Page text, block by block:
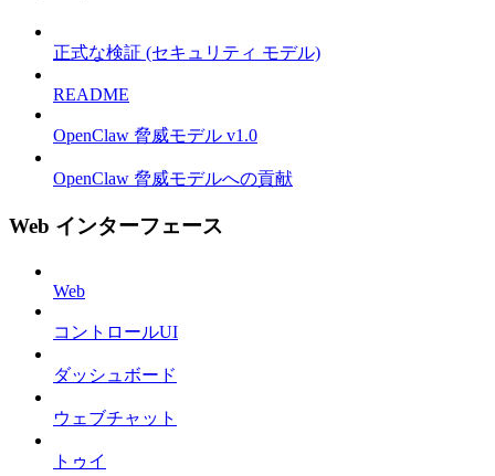
正式な検証 (セキュリティ モデル)
README
OpenClaw 脅威モデル v1.0
OpenClaw 脅威モデルへの貢献
Web インターフェース
Web
コントロールUI
ダッシュボード
ウェブチャット
トゥイ